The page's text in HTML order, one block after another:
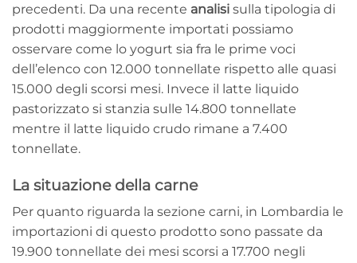
precedenti. Da una recente analisi sulla tipologia di
prodotti maggiormente importati possiamo
osservare come lo yogurt sia fra le prime voci
dell’elenco con 12.000 tonnellate rispetto alle quasi
15.000 degli scorsi mesi. Invece il latte liquido
pastorizzato si stanzia sulle 14.800 tonnellate
mentre il latte liquido crudo rimane a 7.400
tonnellate.
La situazione della carne
Per quanto riguarda la sezione carni, in Lombardia le
importazioni di questo prodotto sono passate da
19.900 tonnellate dei mesi scorsi a 17.700 negli